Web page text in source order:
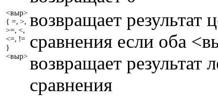
<выр>
{ =, >,
>=, <,
<=, !=
}
<выр>
возвращает результат
сравнения если оба
возвращает результат
сравнения